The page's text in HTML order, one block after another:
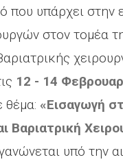
που υπάρχει στην
στον τομέα
12 - 14
θέμα: «Εισαγωγή
Βαριατρική
υπό την